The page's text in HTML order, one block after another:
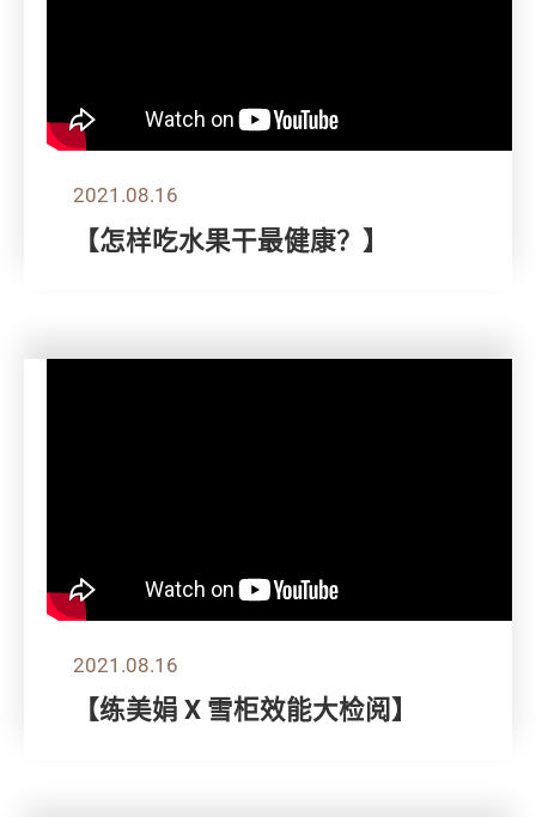
2021.08.16
【怎样吃水果干最健康？】
2021.08.16
【练美娟 X 雪柜效能大检阅】